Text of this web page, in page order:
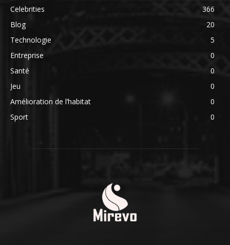
Celebrities
366
Blog
20
Technologie
5
Entreprise
0
Santé
0
Jeu
0
Amélioration de l’habitat
0
Sport
0